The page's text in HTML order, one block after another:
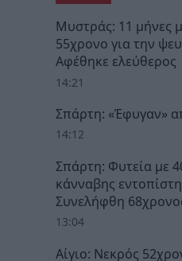
Μυστράς: 11 μήνες
55χρονο για την
Αφέθηκε ελεύθερος
14:21
Σπάρτη: «Έφυγαν»
14:12
Σπάρτη: Φυτεία με
κάνναβης
Συνελήφθη
13:04
Αίγιο: Νεκρός